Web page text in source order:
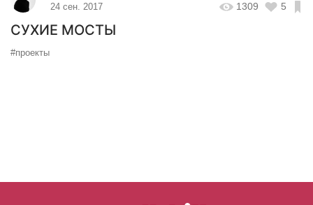
24 сен. 2017 1309 5
СУХИЕ МОСТЫ
#проекты